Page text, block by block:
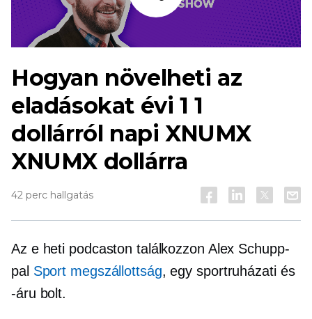
Hogyan növelheti az
eladásokat évi 1 1
dollárról napi XNUMX
XNUMX dollárra
42 perc hallgatás
Az e heti podcaston találkozzon Alex Schupp-
pal Sport megszállottság, egy sportruházati és
-áru bolt.